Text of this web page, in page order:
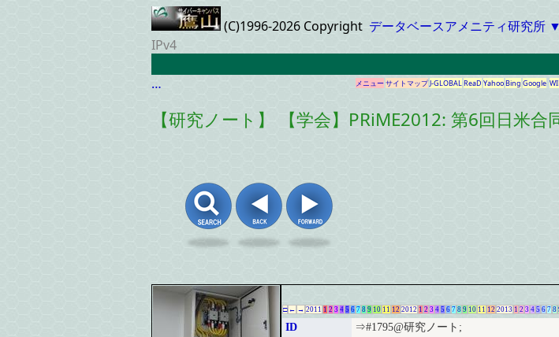
(C)1996-2026 Copyright データベースアメニティ研究所 ▼
IPv4
…
メニューサイトマップJ-GLOBALReaD YahooBing Google
【研究ノート】 【学会】PRiME2012: 第6回日米合
□ ← → 2011 1 2 3 4 5 6 7 8 9 10 11 12 2012 1 2 3 4 5 6 7 8 9 10 11 12 2013 1 2 3 4 5 6 7 8
ID ⇒#1795@研究ノート;